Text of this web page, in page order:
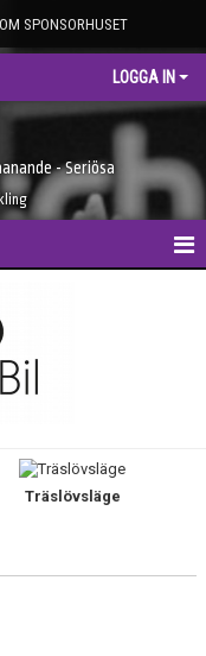
SPONSORHUSET
LOGGA IN
- Seriösa
Träslövsläge